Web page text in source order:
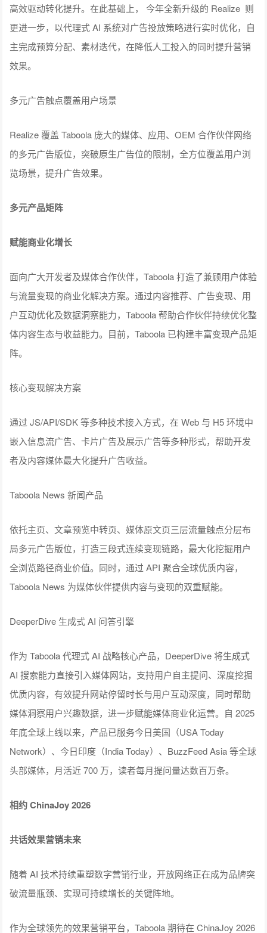
高效驱动转化提升。在此基础上， 今年全新升级的 Realize 则
更进一步，以代理式 AI 系统对广告投放策略进行实时优化，自
主完成预算分配、素材迭代，在降低人工投入的同时提升营销
效果。
多元广告触点覆盖用户场景
Realize 覆盖 Taboola 庞大的媒体、应用、OEM 合作伙伴网络
的多元广告版位，突破原生广告位的限制，全方位覆盖用户浏
览场景，提升广告效果。
多元产品矩阵
赋能商业化增长
面向广大开发者及媒体合作伙伴，Taboola 打造了兼顾用户体验
与流量变现的商业化解决方案。通过内容推荐、广告变现、用
户互动优化及数据洞察能力，Taboola 帮助合作伙伴持续优化整
体内容生态与收益能力。目前，Taboola 已构建丰富变现产品矩
阵。
核心变现解决方案
通过 JS/API/SDK 等多种技术接入方式，在 Web 与 H5 环境中
嵌入信息流广告、卡片广告及展示广告等多种形式，帮助开发
者及内容媒体最大化提升广告收益。
Taboola News 新闻产品
依托主页、文章预览中转页、媒体原文页三层流量触点分层布
局多元广告版位，打造三段式连续变现链路，最大化挖掘用户
全浏览路径商业价值。同时，通过 API 聚合全球优质内容，
Taboola News 为媒体伙伴提供内容与变现的双重赋能。
DeeperDive 生成式 AI 问答引擎
作为 Taboola 代理式 AI 战略核心产品，DeeperDive 将生成式
AI 搜索能力直接引入媒体网站，支持用户自主提问、深度挖掘
优质内容，有效提升网站停留时长与用户互动深度，同时帮助
媒体洞察用户兴趣数据，进一步赋能媒体商业化运营。自 2025
年底全球上线以来，产品已服务今日美国（USA Today
Network）、今日印度（India Today）、BuzzFeed Asia 等全球
头部媒体，月活近 700 万，读者每月提问量达数百万条。
相约 ChinaJoy 2026
共话效果营销未来
随着 AI 技术持续重塑数字营销行业，开放网络正在成为品牌突
破流量瓶颈、实现可持续增长的关键阵地。
作为全球领先的效果营销平台，Taboola 期待在 ChinaJoy 2026